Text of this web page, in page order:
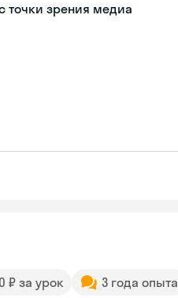
точки зрения медиа
₽ за урок 3 года опыта